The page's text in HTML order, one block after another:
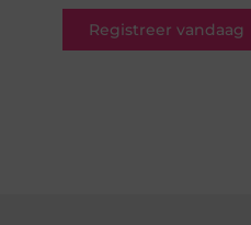
Registreer vandaag